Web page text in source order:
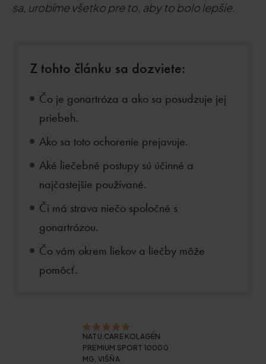
sa, urobíme všetko pre to, aby to bolo lepšie.
Z tohto článku sa dozviete:
Čo je gonartróza a ako sa posudzuje jej
priebeh.
Ako sa toto ochorenie prejavuje.
Aké liečebné postupy sú účinné a
najčastejšie používané.
Či má strava niečo spoločné s
gonartrózou.
Čo vám okrem liekov a liečby môže
pomôcť.
NATU.CARE KOLAGÉN
PREMIUM SPORT 10000
MG, VIŠŇA